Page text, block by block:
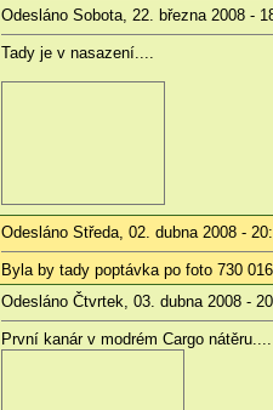
Odesláno Sobota, 22. března 2008 -
Tady je v nasazení....
Odesláno Středa, 02. dubna 2008 -
Byla by tady poptávka po foto 730
Odesláno Čtvrtek, 03. dubna 2008 -
První kanár v modrém Cargo nátěru....